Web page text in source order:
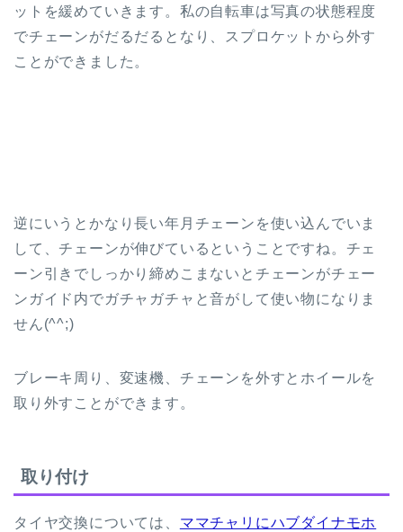
ットを緩めていきます。私の自転車は写真の状態程度
でチェーンがだるだるとなり、スプロケットから外す
ことができました。
逆にいうとかなり長い年月チェーンを使い込んでいま
して、チェーンが伸びているということですね。チェ
ーン引きでしっかり締めこまないとチェーンがチェー
ンガイド内でガチャガチャと音がして使い物になりま
せん(^^;)
ブレーキ周り、変速機、チェーンを外すとホイールを
取り外すことができます。
取り付け
タイヤ交換については、 ママチャリにハブダイナモホ